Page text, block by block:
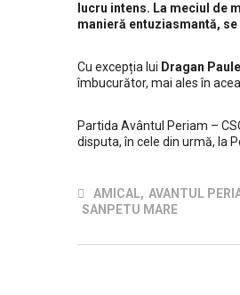
lucru intens. La meciul de
manieră entuziasmantă,
Cu excepția lui Dragan
îmbucurător, mai ales în
Partida Avântul Periam –
disputa, în cele din urmă, la
AMICAL, AVANTUL
SANPETU MARE
Despre club